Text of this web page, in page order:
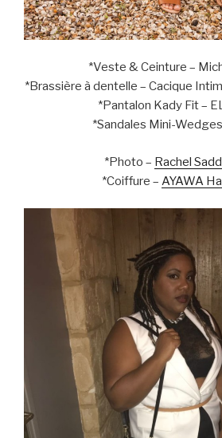
*Veste & Ceinture –
*Brassière à dentelle – Cacique
*Pantalon Kady Fit –
*Sandales Mini-
*Photo – Rachel
*Coiffure – AYAWA